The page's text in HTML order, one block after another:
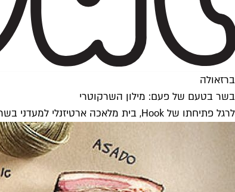
ברזאולה
בשר בטעם של פעם: מילון השרקוטרי
לרגל פתיחתו של Hook, בית מלאכה ארטיזנלי למעדני בשר המיוצרים בשיטות מסורתיות ומגיעים עד הבית, קבלו את מילון השרקוטרי השלם